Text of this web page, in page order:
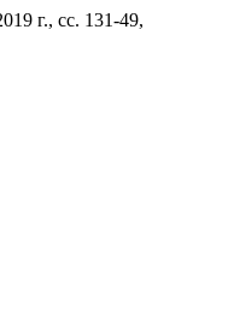
г., сс. 131-49,